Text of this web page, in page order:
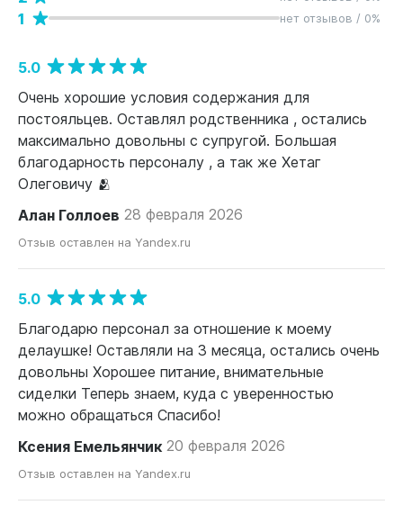
1 нет отзывов / 0%
5.0
Очень хорошие условия содержания для
постояльцев. Оставлял родственника , остались
максимально довольны с супругой. Большая
благодарность персоналу , а так же Хетаг
Олеговичу 🫂
Алан Голлоев 28 февраля 2026
Отзыв оставлен на Yandex.ru
5.0
Благодарю персонал за отношение к моему
делаушке! Оставляли на 3 месяца, остались очень
довольны Хорошее питание, внимательные
сиделки Теперь знаем, куда с уверенностью
можно обращаться Спасибо!
Ксения Емельянчик 20 февраля 2026
Отзыв оставлен на Yandex.ru